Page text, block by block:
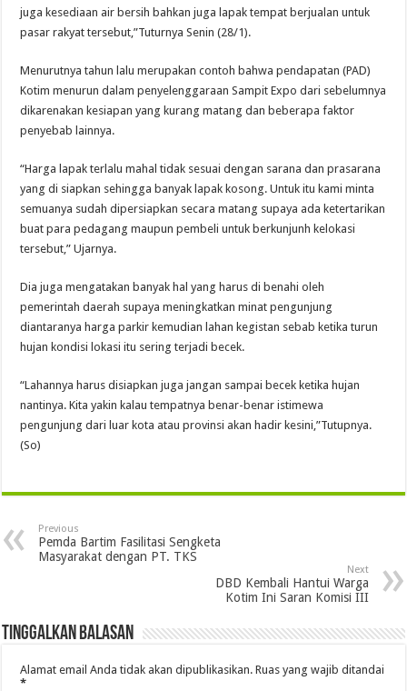
juga kesediaan air bersih bahkan juga lapak tempat berjualan untuk
pasar rakyat tersebut,”Tuturnya Senin (28/1).
Menurutnya tahun lalu merupakan contoh bahwa pendapatan (PAD)
Kotim menurun dalam penyelenggaraan Sampit Expo dari sebelumnya
dikarenakan kesiapan yang kurang matang dan beberapa faktor
penyebab lainnya.
“Harga lapak terlalu mahal tidak sesuai dengan sarana dan prasarana
yang di siapkan sehingga banyak lapak kosong. Untuk itu kami minta
semuanya sudah dipersiapkan secara matang supaya ada ketertarikan
buat para pedagang maupun pembeli untuk berkunjunh kelokasi
tersebut,” Ujarnya.
Dia juga mengatakan banyak hal yang harus di benahi oleh
pemerintah daerah supaya meningkatkan minat pengunjung
diantaranya harga parkir kemudian lahan kegistan sebab ketika turun
hujan kondisi lokasi itu sering terjadi becek.
“Lahannya harus disiapkan juga jangan sampai becek ketika hujan
nantinya. Kita yakin kalau tempatnya benar-benar istimewa
pengunjung dari luar kota atau provinsi akan hadir kesini,”Tutupnya.
(So)
Previous
Pemda Bartim Fasilitasi Sengketa
Masyarakat dengan PT. TKS
Next
DBD Kembali Hantui Warga
Kotim Ini Saran Komisi III
Tinggalkan Balasan
Alamat email Anda tidak akan dipublikasikan. Ruas yang wajib ditandai
*